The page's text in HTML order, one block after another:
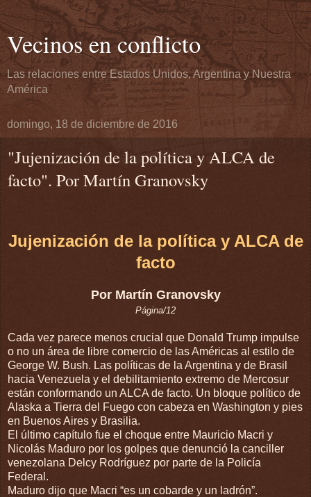
Vecinos en conflicto
Las relaciones entre Estados Unidos, Argentina y Nuestra
América
domingo, 18 de diciembre de 2016
"Jujenización de la política y ALCA de
facto". Por Martín Granovsky
Jujenización de la política y ALCA de
facto
Por Martín Granovsky
Página/12
Cada vez parece menos crucial que Donald Trump impulse
o no un área de libre comercio de las Américas al estilo de
George W. Bush. Las políticas de la Argentina y de Brasil
hacia Venezuela y el debilitamiento extremo de Mercosur
están conformando un ALCA de facto. Un bloque político de
Alaska a Tierra del Fuego con cabeza en Washington y pies
en Buenos Aires y Brasilia.
El último capítulo fue el choque entre Mauricio Macri y
Nicolás Maduro por los golpes que denunció la canciller
venezolana Delcy Rodríguez por parte de la Policía
Federal.
Maduro dijo que Macri “es un cobarde y un ladrón”.